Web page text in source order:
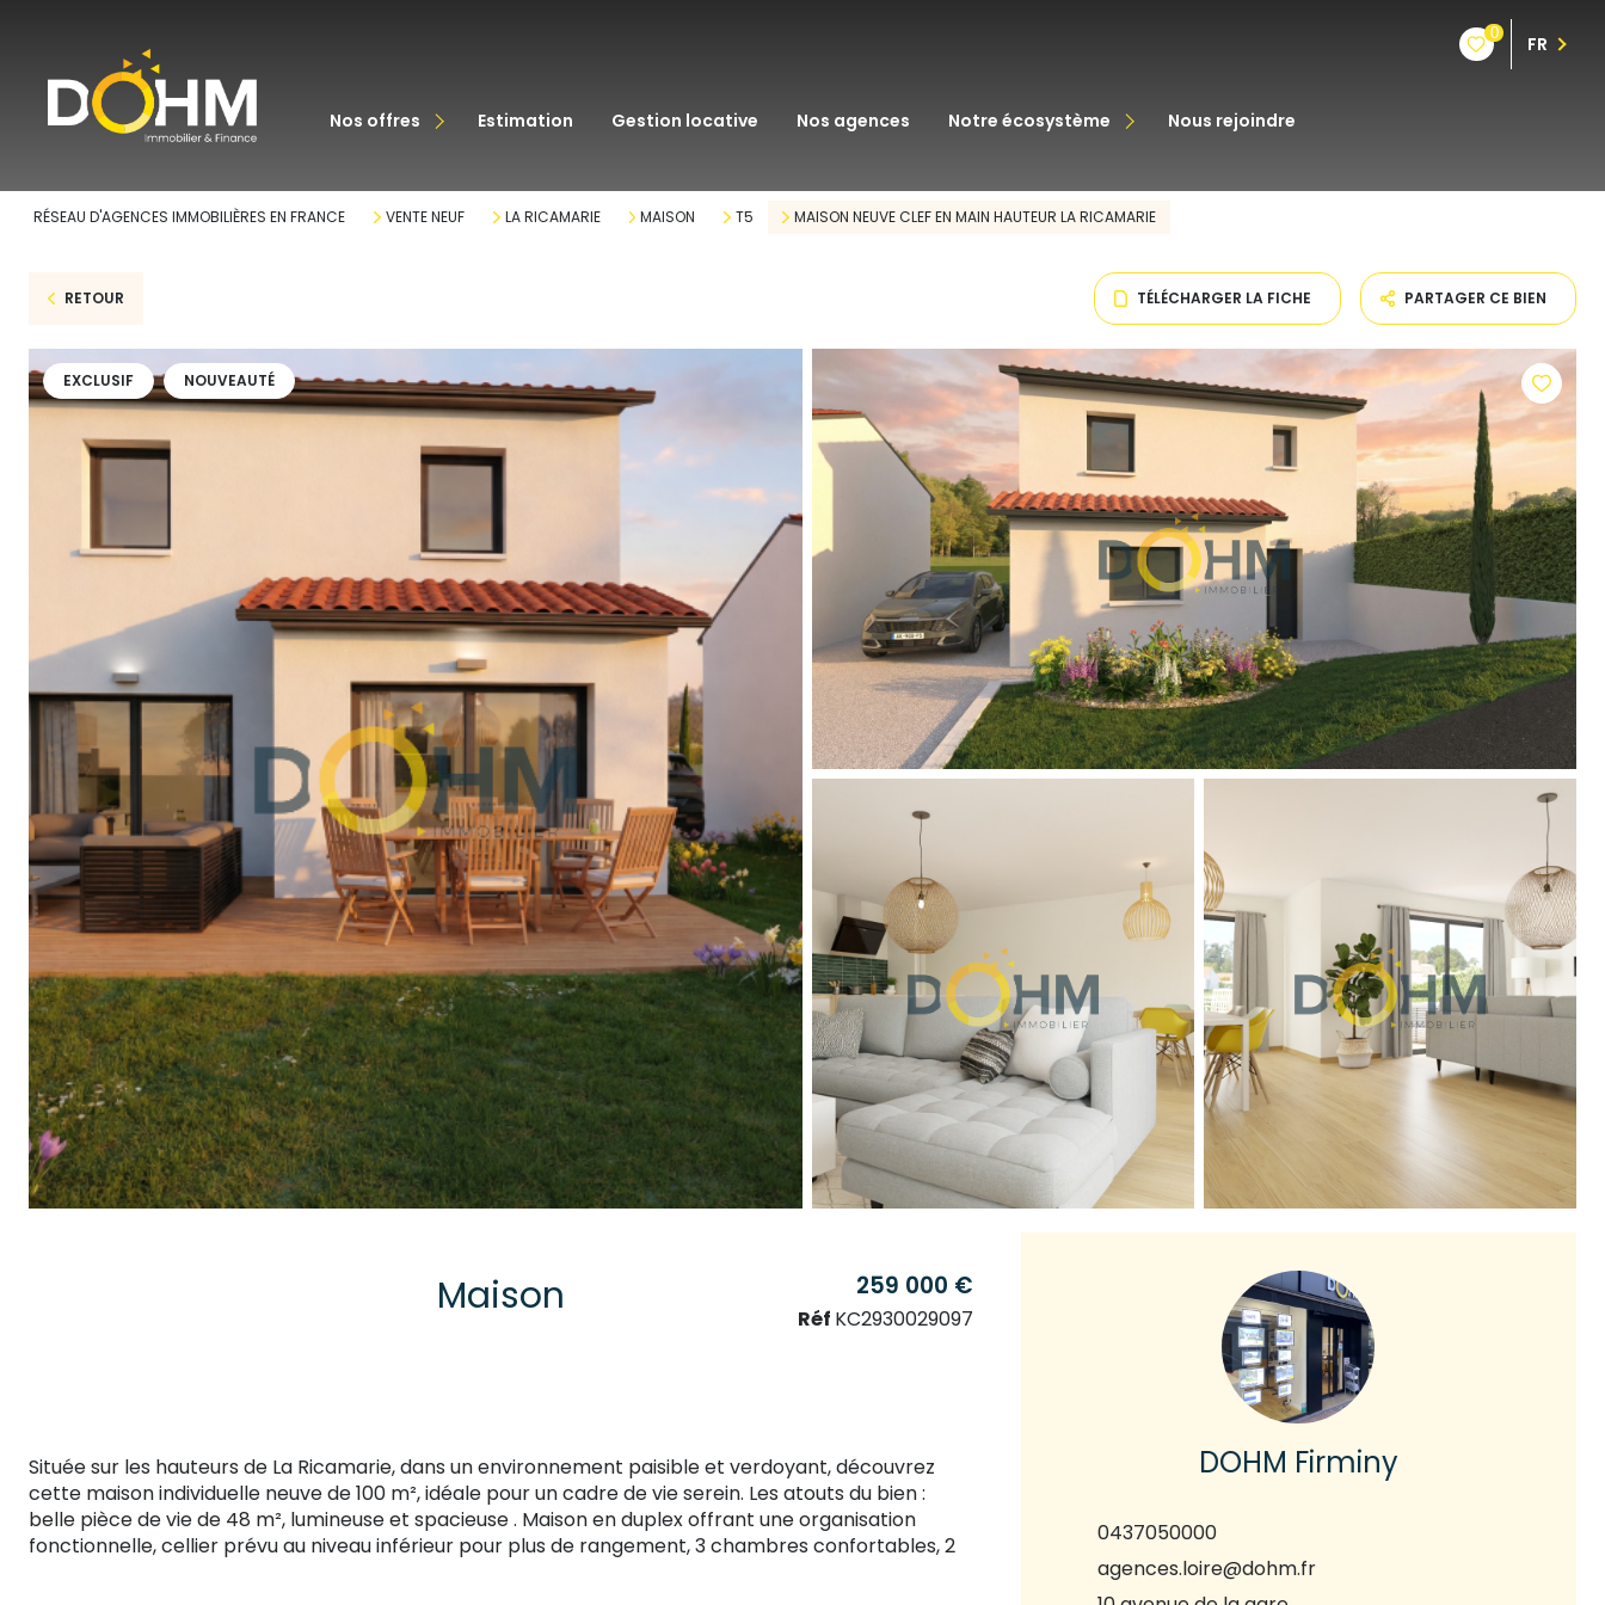
0 FR
nos offres
acheter estimation gestion locative nos agences notre écosystème
courtage en prêt
nous rejoindre
RÉSEAU D'AGENCES IMMOBILIÈRES EN FRANCE VENTE NEUF LA RICAMARIE MAISON T5 MAISON NEUVE CLEF EN MAIN HAUTEUR LA RICAMARIE
RETOUR TÉLÉCHARGER LA FICHE PARTAGER CE BIEN
EXCLUSIF NOUVEAUTÉ
Maison 259 000 €
Réf KC2930029097
Située sur les hauteurs de La Ricamarie, dans un environnement paisible et verdoyant, découvrez
cette maison individuelle neuve de 100 m², idéale pour un cadre de vie serein. Les atouts du bien :
belle pièce de vie de 48 m², lumineuse et spacieuse . Maison en duplex offrant une organisation
fonctionnelle, cellier prévu au niveau inférieur pour plus de rangement, 3 chambres confortables, 2
DOHM Firminy
0437050000
agences.loire@dohm.fr